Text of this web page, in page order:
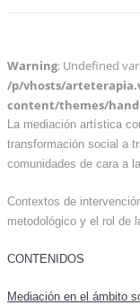
Warning: Undefined
/p/vhosts/
content/themes/
La mediación artística
transformación social a
comunidades de cara a
Contextos de
metodológico y el rol de
CONTENIDOS
Mediación en el ámbito